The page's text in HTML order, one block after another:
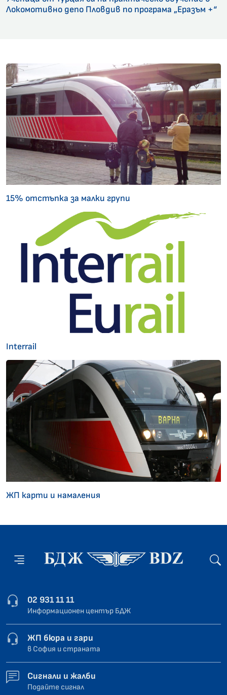
Локомотивно депо Пловдив по програма „Еразъм +“
15% отстъпка за малки групи
Interrail
ЖП карти и намаления
02 931 11 11
Информационен център БДЖ
ЖП бюра и гари
в София и страната
Сигнали и жалби
Подайте сигнал